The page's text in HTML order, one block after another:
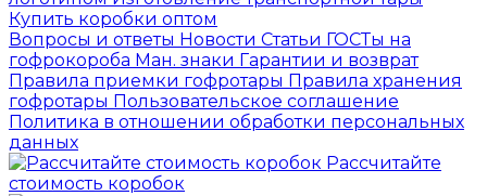
Купить коробки оптом
Вопросы и ответы Новости Статьи ГОСТы на
гофрокороба Ман. знаки Гарантии и возврат
Правила приемки гофротары Правила хранения
гофротары Пользовательское соглашение
Политика в отношении обработки персональных
данных
Рассчитайте
стоимость коробок